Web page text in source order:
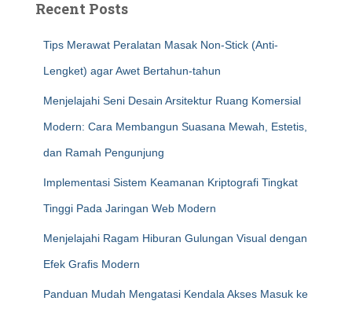
Recent Posts
Tips Merawat Peralatan Masak Non-Stick (Anti-
Lengket) agar Awet Bertahun-tahun
Menjelajahi Seni Desain Arsitektur Ruang Komersial
Modern: Cara Membangun Suasana Mewah, Estetis,
dan Ramah Pengunjung
Implementasi Sistem Keamanan Kriptografi Tingkat
Tinggi Pada Jaringan Web Modern
Menjelajahi Ragam Hiburan Gulungan Visual dengan
Efek Grafis Modern
Panduan Mudah Mengatasi Kendala Akses Masuk ke